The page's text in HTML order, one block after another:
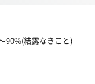
結露なきこと)